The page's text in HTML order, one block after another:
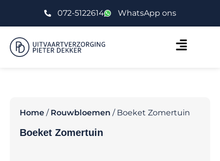
072-5122614 WhatsApp ons
Home / Rouwbloemen / Boeket Zomertuin
Boeket Zomertuin